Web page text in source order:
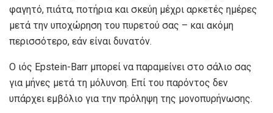
φαγητό, πιάτα, ποτήρια και σκεύη μέχρι αρκετές ημέρες
μετά την υποχώρηση του πυρετού σας – και ακόμη
περισσότερο, εάν είναι δυνατόν.
Ο ιός Epstein-Barr μπορεί να παραμείνει στο σάλιο σας
για μήνες μετά τη μόλυνση. Επί του παρόντος δεν
υπάρχει εμβόλιο για την πρόληψη της μονοπυρήνωσης.